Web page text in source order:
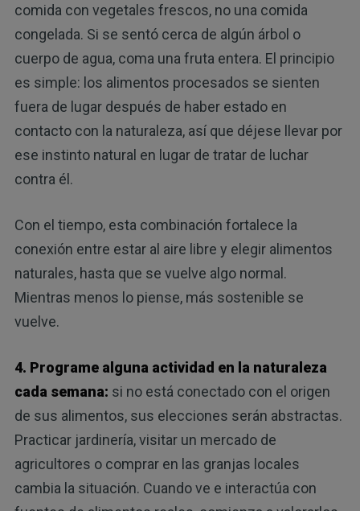
comida con vegetales frescos, no una comida
congelada. Si se sentó cerca de algún árbol o
cuerpo de agua, coma una fruta entera. El principio
es simple: los alimentos procesados ​​se sienten
fuera de lugar después de haber estado en
contacto con la naturaleza, así que déjese llevar por
ese instinto natural en lugar de tratar de luchar
contra él.
Con el tiempo, esta combinación fortalece la
conexión entre estar al aire libre y elegir alimentos
naturales, hasta que se vuelve algo normal.
Mientras menos lo piense, más sostenible se
vuelve.
4. Programe alguna actividad en la naturaleza
cada semana: si no está conectado con el origen
de sus alimentos, sus elecciones serán abstractas.
Practicar jardinería, visitar un mercado de
agricultores o comprar en las granjas locales
cambia la situación. Cuando ve e interactúa con